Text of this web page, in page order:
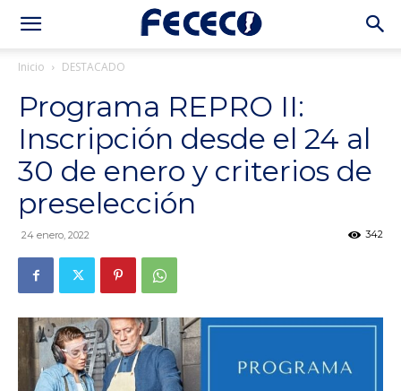
Inicio DESTACADO
Programa REPRO II:
Inscripción desde el 24 al
30 de enero y criterios de
preselección
24 enero, 2022 342